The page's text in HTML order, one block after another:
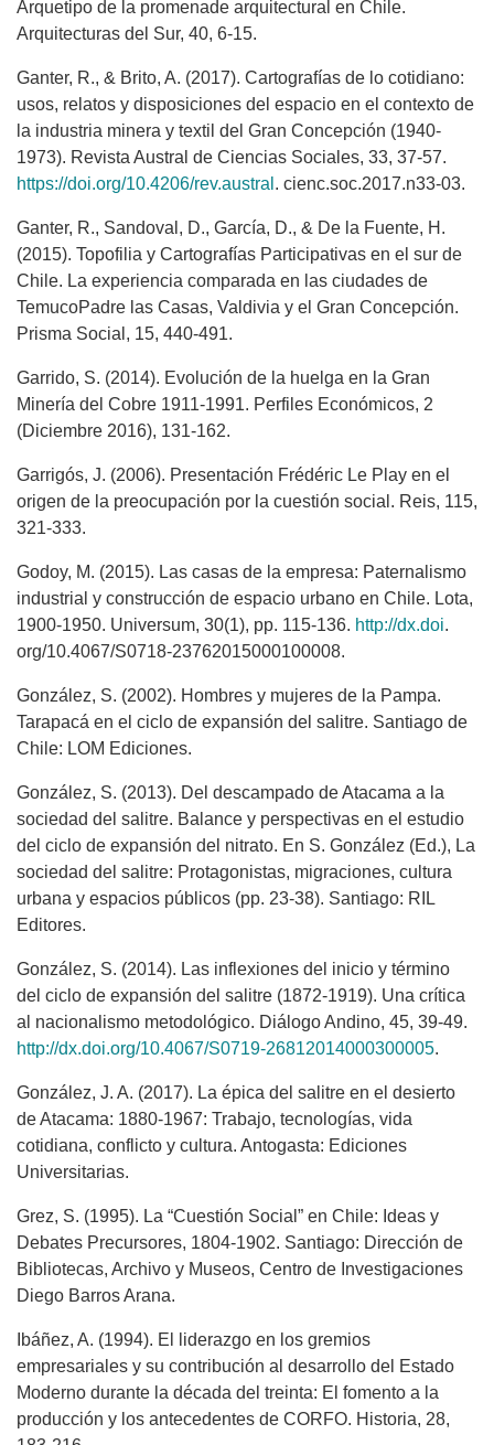
Arquetipo de la promenade arquitectural en Chile.
Arquitecturas del Sur, 40, 6-15.
Ganter, R., & Brito, A. (2017). Cartografías de lo cotidiano:
usos, relatos y disposiciones del espacio en el contexto de
la industria minera y textil del Gran Concepción (1940-
1973). Revista Austral de Ciencias Sociales, 33, 37-57.
https://doi.org/10.4206/rev.austral . cienc.soc.2017.n33-03.
Ganter, R., Sandoval, D., García, D., & De la Fuente, H.
(2015). Topofilia y Cartografías Participativas en el sur de
Chile. La experiencia comparada en las ciudades de
TemucoPadre las Casas, Valdivia y el Gran Concepción.
Prisma Social, 15, 440-491.
Garrido, S. (2014). Evolución de la huelga en la Gran
Minería del Cobre 1911-1991. Perfiles Económicos, 2
(Diciembre 2016), 131-162.
Garrigós, J. (2006). Presentación Frédéric Le Play en el
origen de la preocupación por la cuestión social. Reis, 115,
321-333.
Godoy, M. (2015). Las casas de la empresa: Paternalismo
industrial y construcción de espacio urbano en Chile. Lota,
1900-1950. Universum, 30(1), pp. 115-136. http://dx.doi.
org/10.4067/S0718-23762015000100008.
González, S. (2002). Hombres y mujeres de la Pampa.
Tarapacá en el ciclo de expansión del salitre. Santiago de
Chile: LOM Ediciones.
González, S. (2013). Del descampado de Atacama a la
sociedad del salitre. Balance y perspectivas en el estudio
del ciclo de expansión del nitrato. En S. González (Ed.), La
sociedad del salitre: Protagonistas, migraciones, cultura
urbana y espacios públicos (pp. 23-38). Santiago: RIL
Editores.
González, S. (2014). Las inflexiones del inicio y término
del ciclo de expansión del salitre (1872-1919). Una crítica
al nacionalismo metodológico. Diálogo Andino, 45, 39-49.
http://dx.doi.org/10.4067/S0719-26812014000300005.
González, J. A. (2017). La épica del salitre en el desierto
de Atacama: 1880-1967: Trabajo, tecnologías, vida
cotidiana, conflicto y cultura. Antogasta: Ediciones
Universitarias.
Grez, S. (1995). La “Cuestión Social” en Chile: Ideas y
Debates Precursores, 1804-1902. Santiago: Dirección de
Bibliotecas, Archivo y Museos, Centro de Investigaciones
Diego Barros Arana.
Ibáñez, A. (1994). El liderazgo en los gremios
empresariales y su contribución al desarrollo del Estado
Moderno durante la década del treinta: El fomento a la
producción y los antecedentes de CORFO. Historia, 28,